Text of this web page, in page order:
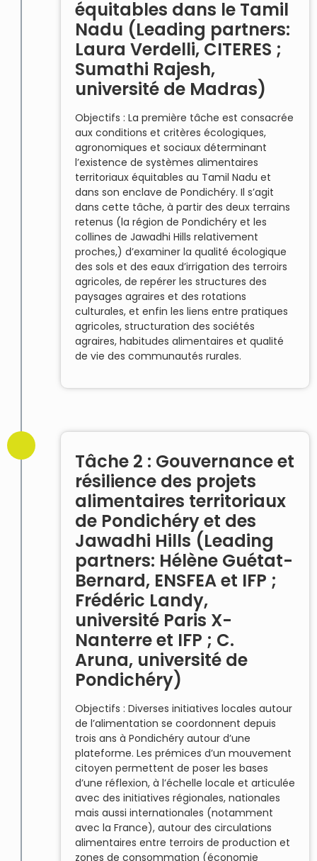
équitables dans le Tamil
Nadu (Leading partners:
Laura Verdelli, CITERES ;
Sumathi Rajesh,
université de Madras)
Objectifs : La première tâche est consacrée
aux conditions et critères écologiques,
agronomiques et sociaux déterminant
l’existence de systèmes alimentaires
territoriaux équitables au Tamil Nadu et
dans son enclave de Pondichéry. Il s’agit
dans cette tâche, à partir des deux terrains
retenus (la région de Pondichéry et les
collines de Jawadhi Hills relativement
proches,) d’examiner la qualité écologique
des sols et des eaux d’irrigation des terroirs
agricoles, de repérer les structures des
paysages agraires et des rotations
culturales, et enfin les liens entre pratiques
agricoles, structuration des sociétés
agraires, habitudes alimentaires et qualité
de vie des communautés rurales.
Tâche 2 : Gouvernance et
résilience des projets
alimentaires territoriaux
de Pondichéry et des
Jawadhi Hills (Leading
partners: Hélène Guétat-
Bernard, ENSFEA et IFP ;
Frédéric Landy,
université Paris X-
Nanterre et IFP ; C.
Aruna, université de
Pondichéry)
Objectifs : Diverses initiatives locales autour
de l’alimentation se coordonnent depuis
trois ans à Pondichéry autour d’une
plateforme. Les prémices d’un mouvement
citoyen permettent de poser les bases
d’une réflexion, à l’échelle locale et articulée
avec des initiatives régionales, nationales
mais aussi internationales (notamment
avec la France), autour des circulations
alimentaires entre terroirs de production et
zones de consommation (économie